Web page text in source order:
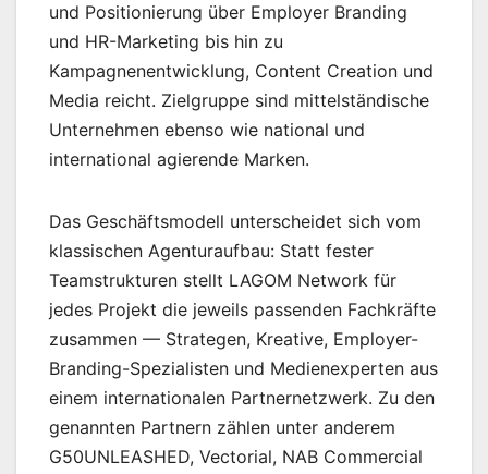
und Positionierung über Employer Branding
und HR-Marketing bis hin zu
Kampagnenentwicklung, Content Creation und
Media reicht. Zielgruppe sind mittelständische
Unternehmen ebenso wie national und
international agierende Marken.
Das Geschäftsmodell unterscheidet sich vom
klassischen Agenturaufbau: Statt fester
Teamstrukturen stellt LAGOM Network für
jedes Projekt die jeweils passenden Fachkräfte
zusammen — Strategen, Kreative, Employer-
Branding-Spezialisten und Medienexperten aus
einem internationalen Partnernetzwerk. Zu den
genannten Partnern zählen unter anderem
G50UNLEASHED, Vectorial, NAB Commercial